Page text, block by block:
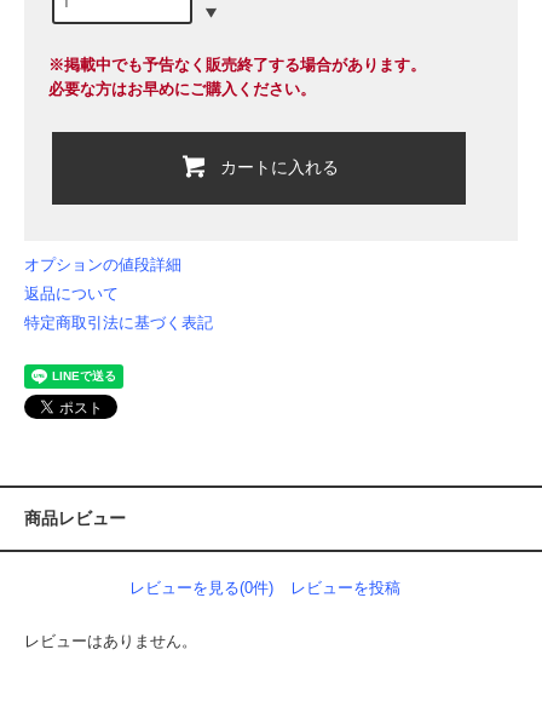
※掲載中でも予告なく販売終了する場合があります。
必要な方はお早めにご購入ください。
カートに入れる
オプションの値段詳細
返品について
特定商取引法に基づく表記
商品レビュー
レビューを見る(0件) レビューを投稿
レビューはありません。